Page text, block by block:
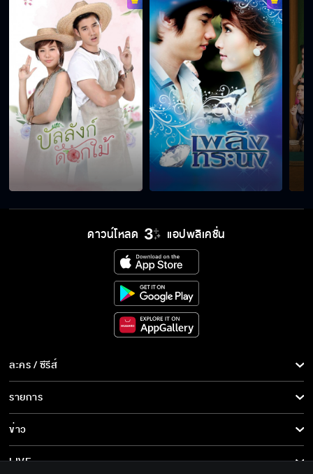
ดาวน์โหลด แอปพลิเคชั่น
ละคร / ซีรีส์
ละคร/ซีรีส์
ซีรีส์นานาชาติ
การ์ตูน & เกม
รายการ
รายการทั้งหมด
ข่าว
ข่าวทั้งหมด
LIVE